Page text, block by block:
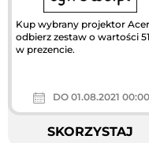
Kup wybrany projektor
odbierz zestaw o wartości
w prezencie.
DO 01.08.2021 00:00
SKORZYSTAJ